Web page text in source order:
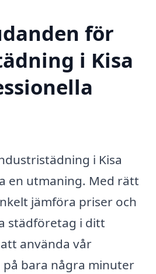
för
i Kisa
i Kisa
en utmaning. Med rätt
jämföra priser och
städföretag i ditt
använda vår
bara några minuter